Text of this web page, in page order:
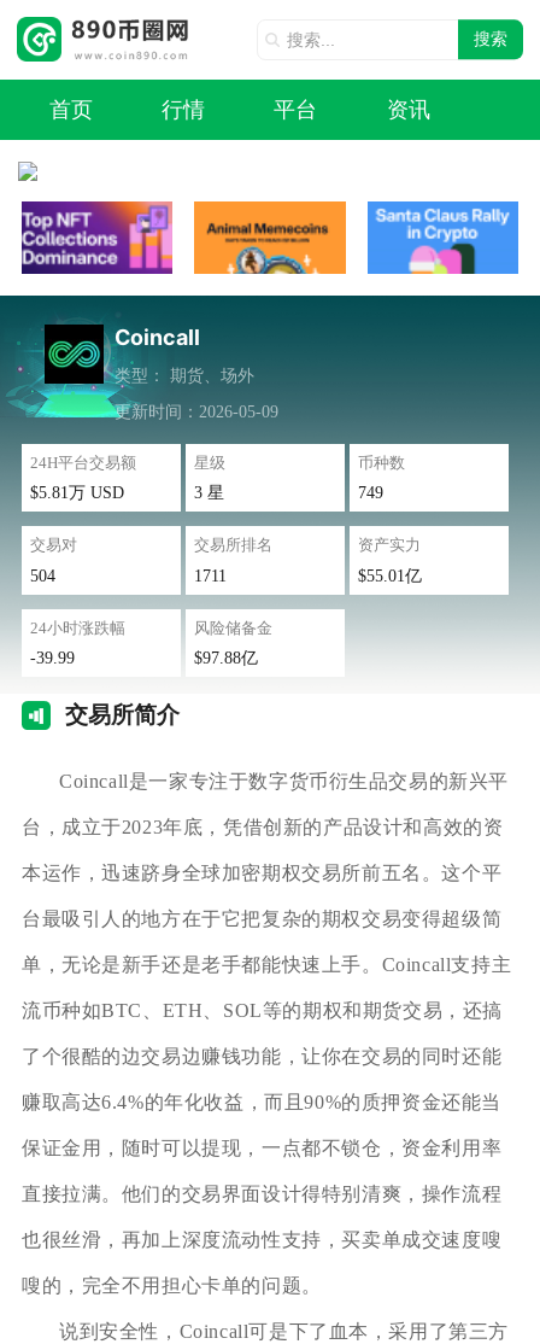
搜索
首页 行情 平台 资讯
Coincall
类型：
期货、场外
更新时间：2026-05-09
24H平台交易额
$5.81万 USD
星级
3 星
币种数
749
交易对
504
交易所排名
1711
资产实力
$55.01亿
24小时涨跌幅
-39.99
风险储备金
$97.88亿
交易所简介
Coincall是一家专注于数字货币衍生品交易的新兴平
台，成立于2023年底，凭借创新的产品设计和高效的资
本运作，迅速跻身全球加密期权交易所前五名。这个平
台最吸引人的地方在于它把复杂的期权交易变得超级简
单，无论是新手还是老手都能快速上手。Coincall支持主
流币种如BTC、ETH、SOL等的期权和期货交易，还搞
了个很酷的边交易边赚钱功能，让你在交易的同时还能
赚取高达6.4%的年化收益，而且90%的质押资金还能当
保证金用，随时可以提现，一点都不锁仓，资金利用率
直接拉满。他们的交易界面设计得特别清爽，操作流程
也很丝滑，再加上深度流动性支持，买卖单成交速度嗖
嗖的，完全不用担心卡单的问题。
说到安全性，Coincall可是下了血本，采用了第三方